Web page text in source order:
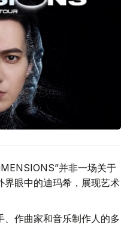
并非一场关于
界眼中的迪玛希，展现艺术
、作曲家和音乐制作人的多